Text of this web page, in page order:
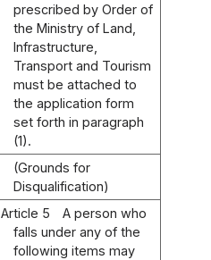
prescribed by Order of
the Ministry of Land,
Infrastructure,
Transport and Tourism
must be attached to
the application form
set forth in paragraph
(1).
(Grounds for
Disqualification)
Article 5
A person who
falls under any of the
following items may